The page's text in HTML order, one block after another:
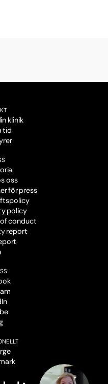
klinik
tid
oss
för press
policy
conduct
report